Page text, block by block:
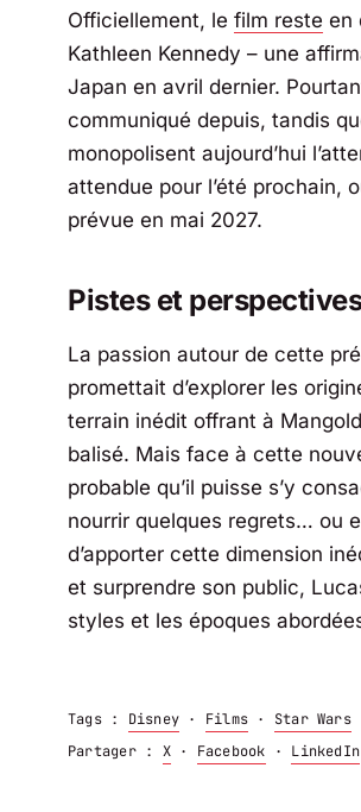
Officiellement, le film reste en
Kathleen Kennedy – une
Japan en avril dernier.
communiqué depuis, tandis
monopolisent aujourd’hui
attendue pour l’été prochain,
prévue en mai 2027.
Pistes et
La passion autour de cette
promettait d’explorer les
terrain inédit offrant à
balisé. Mais face à cette
probable qu’il puisse s’y
nourrir quelques regrets… ou
d’apporter cette dimension
et surprendre son public,
styles et les époques
Tags : Disney · Films · Star Wars
Partager : X· Facebook · LinkedIn